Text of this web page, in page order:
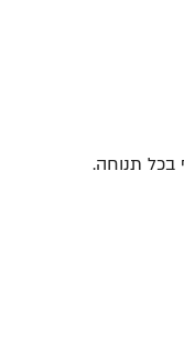
תנוחה.